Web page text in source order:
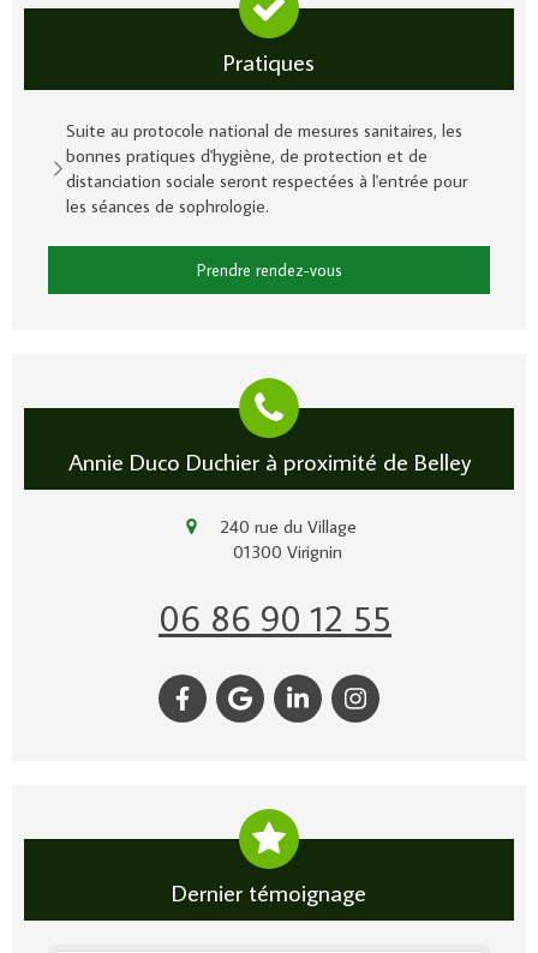
Pratiques
Suite au protocole national de mesures sanitaires, les
bonnes pratiques d'hygiène, de protection et de
distanciation sociale seront respectées à l'entrée pour
les séances de sophrologie.
Prendre rendez-vous
Annie Duco Duchier à proximité de Belley
240 rue du Village
01300 Virignin
06 86 90 12 55
Dernier témoignage